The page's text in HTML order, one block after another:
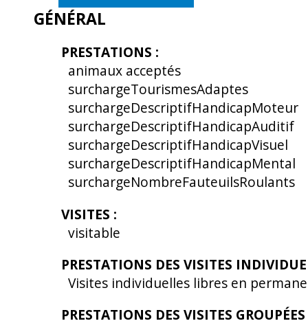
GÉNÉRAL
PRESTATIONS :
animaux acceptés
surchargeTourismesAdaptes
surchargeDescriptifHandicapMoteur
surchargeDescriptifHandicapAuditif
surchargeDescriptifHandicapVisuel
surchargeDescriptifHandicapMental
surchargeNombreFauteuilsRoulants
VISITES :
visitable
PRESTATIONS DES VISITES
Visites individuelles libres en
PRESTATIONS DES VISITES GROUPÉES